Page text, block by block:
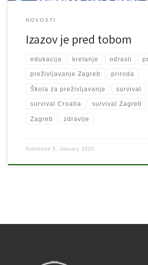
NOVOSTI
Izazov je pred tobom
edukacija kretanje odrasli
preživljavanje Zagreb priroda
Škola za preživljavanje survival
survival Croatia survival Zagreb
Zagreb zdravlje
Published 5. January 2023.